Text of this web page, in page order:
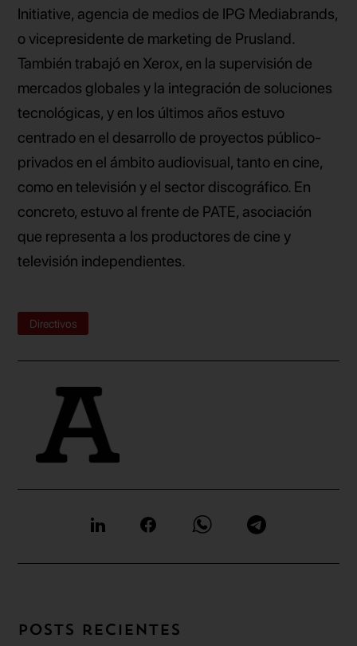
Initiative, agencia de medios de IPG Mediabrands,
o vicepresidente de marketing de Prusland.
También trabajó en Xerox, en la supervisión de
mercados globales y la integración de soluciones
tecnológicas, y en los últimos años estuvo
centrado en el desarrollo de proyectos público-
privados en el ámbito audiovisual, tanto en cine,
como en televisión y el sector discográfico. En
concreto, estuvo al frente de PATE, asociación
que representa a los productores de cine y
televisión independientes.
Directivos
Posts recientes